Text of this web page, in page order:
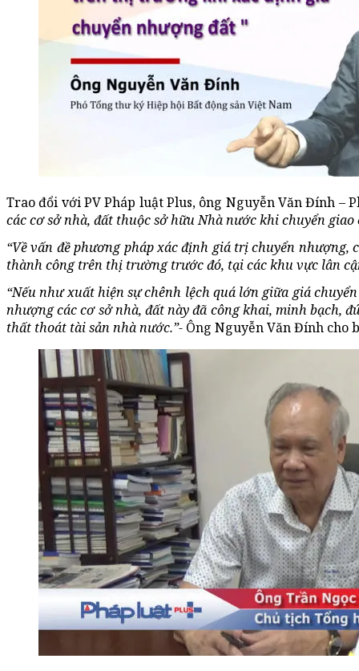
Trao đổi với PV Pháp luật Plus, ông Nguyễn Văn Đính –
các cơ sở nhà, đất thuộc sở hữu Nhà nước khi chuyển
“Về vấn đề phương pháp xác định giá trị chuyển
thành công trên thị trường trước đó, tại các khu vực lân
“Nếu như xuất hiện sự chênh lệch quá lớn giữa giá
nhượng các cơ sở nhà, đất này đã công khai, minh bạch,
thất thoát tài sản nhà nước.”- Ông Nguyễn Văn Đính cho